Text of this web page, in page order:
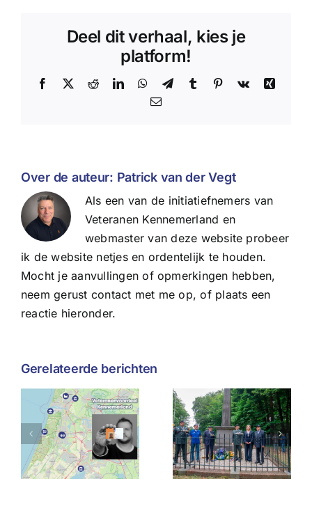
Deel dit verhaal, kies je
platform!
Facebook
X RedditLinkedInWhatsApp
TelegramTumblr Pinterest
Vk
Xing
E-
Over de auteur: Patrick van der Vegt
Als een van de initiatiefnemers van
Veteranen Kennemerland en
webmaster van deze website probeer
ik de website netjes en ordentelijk te houden.
Mocht je aanvullingen of opmerkingen hebben,
neem gerust contact met me op, of plaats een
reactie hieronder.
Gerelateerde berichten
Herdenking
Slag bij het
Manpad
houdt
geschiedenis
afgelasting
van
ons
misschien